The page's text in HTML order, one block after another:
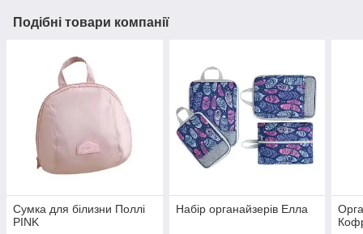
Подібні товари компанії
Сумка для білизни Поллі
PINK
Набір органайзерів Елла